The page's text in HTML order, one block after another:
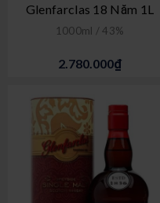
Glenfarclas 18 Năm 1L
1000ml / 43%
2.780.000₫